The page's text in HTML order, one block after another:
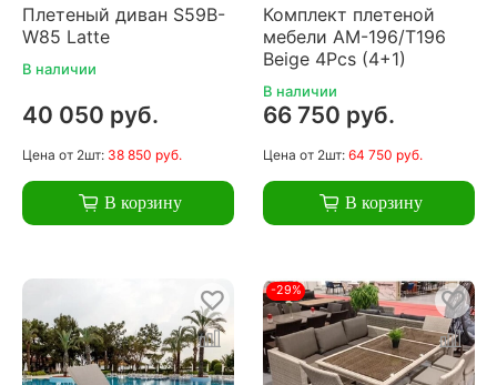
Плетеный диван S59B-
W85 Latte
В наличии
40 050 руб.
Цена от 2шт: 38 850 руб.
В корзину
Комплект плетеной
мебели AM-196/T196
Beige 4Pcs (4+1)
В наличии
66 750 руб.
Цена от 2шт: 64 750 руб.
В корзину
-29%